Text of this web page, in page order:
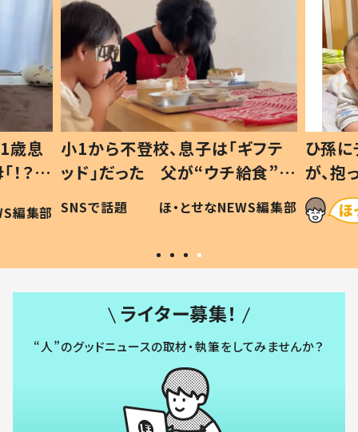
歳息
？」
編集部
小1から不登校、息子は「ギフテ
ッド」だった 父が“ウチ給食”を
作り続ける理由とは #令和の親
#令和の子
SNSで話題 ほ・とせなNEWS編集部
ひ孫
が、
「涙が
い」
ライター募集！
“人”のグッドニュースの取材・執筆をしてみませんか？